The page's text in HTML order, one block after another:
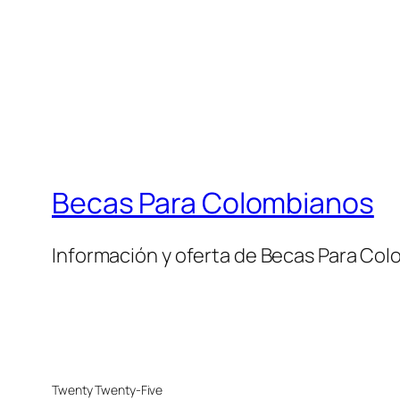
Becas Para Colombianos
Información y oferta de Becas Para
Twenty Twenty-Five